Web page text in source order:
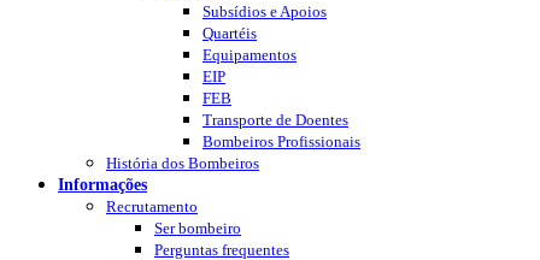
Subsídios e Apoios
Quartéis
Equipamentos
EIP
FEB
Transporte de Doentes
Bombeiros Profissionais
História dos Bombeiros
Informações
Recrutamento
Ser bombeiro
Perguntas frequentes